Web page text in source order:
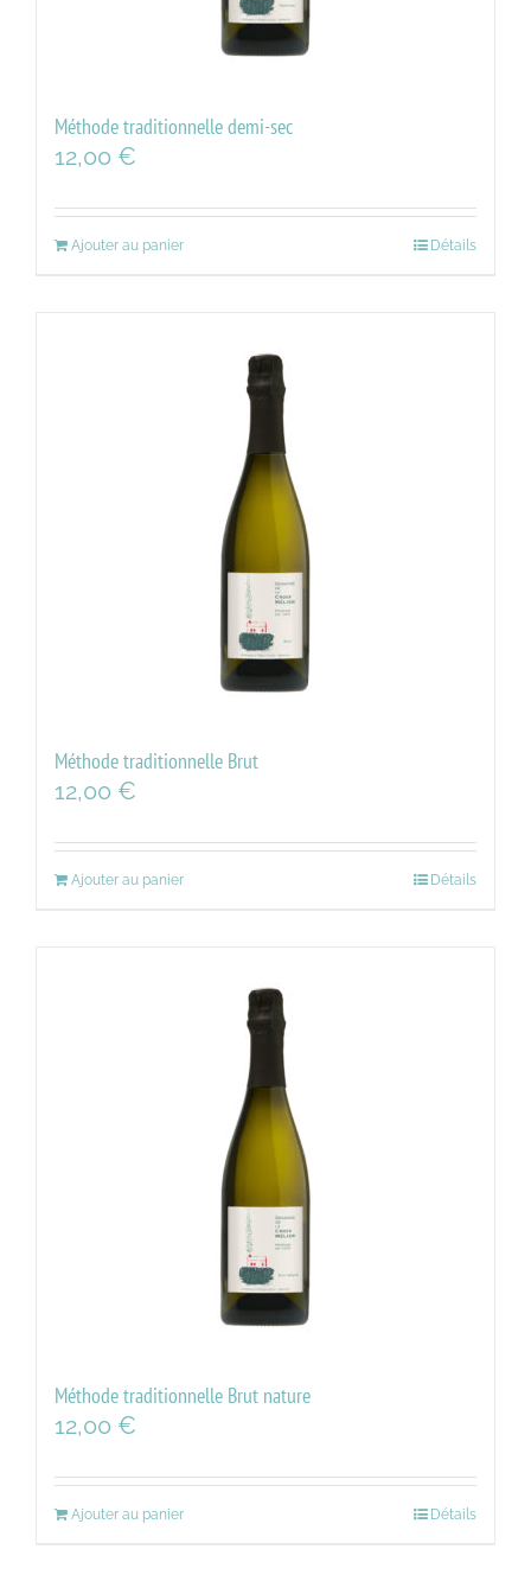
Méthode traditionnelle demi-sec
12,00 €
Ajouter au panier Détails
Méthode traditionnelle Brut
12,00 €
Ajouter au panier Détails
Méthode traditionnelle Brut nature
12,00 €
Ajouter au panier Détails